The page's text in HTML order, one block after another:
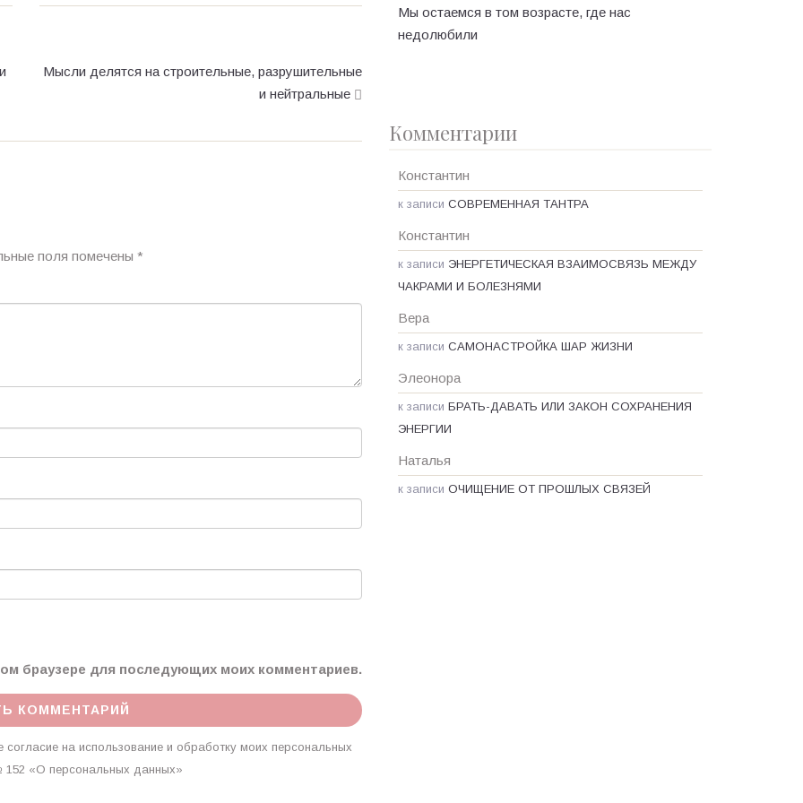
Мысли делятся на строительные, разрушительные
и нейтральные
поля помечены *
браузере для последующих моих комментариев.
на использование и обработку моих персональных
152 «О персональных данных»
Мы остаемся в том возрасте, где нас
недолюбили
Комментарии
Константин
к записи СОВРЕМЕННАЯ ТАНТРА
Константин
к записи ЭНЕРГЕТИЧЕСКАЯ ВЗАИМОСВЯЗЬ МЕЖДУ
ЧАКРАМИ И БОЛЕЗНЯМИ
Вера
к записи САМОНАСТРОЙКА ШАР ЖИЗНИ
Элеонора
к записи БРАТЬ-ДАВАТЬ ИЛИ ЗАКОН СОХРАНЕНИЯ
ЭНЕРГИИ
Наталья
к записи ОЧИЩЕНИЕ ОТ ПРОШЛЫХ СВЯЗЕЙ